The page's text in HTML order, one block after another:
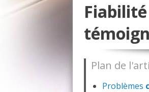
Fiabilité
Plan de
Problèmes